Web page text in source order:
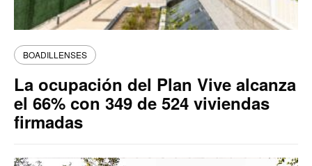
BOADILLENSES
La ocupación del Plan Vive alcanza
el 66% con 349 de 524 viviendas
firmadas